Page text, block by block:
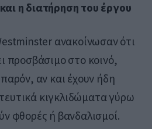
η διατήρηση του έργου
ανακοίνωσαν ότι
προσβάσιμο στο κοινό,
αν και έχουν ήδη
κιγκλιδώματα γύρω
φθορές ή βανδαλισμοί.